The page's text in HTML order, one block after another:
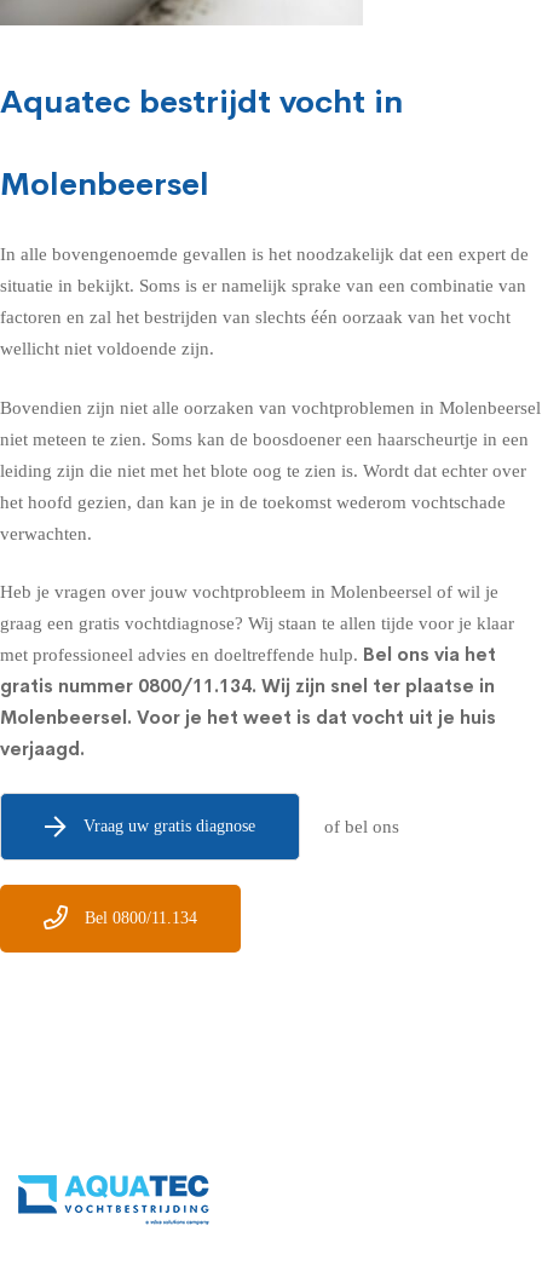
Aquatec bestrijdt vocht in
Molenbeersel
In alle bovengenoemde gevallen is het noodzakelijk dat een expert de
situatie in bekijkt. Soms is er namelijk sprake van een combinatie van
factoren en zal het bestrijden van slechts één oorzaak van het vocht
wellicht niet voldoende zijn.
Bovendien zijn niet alle oorzaken van vochtproblemen in Molenbeersel
niet meteen te zien. Soms kan de boosdoener een haarscheurtje in een
leiding zijn die niet met het blote oog te zien is. Wordt dat echter over
het hoofd gezien, dan kan je in de toekomst wederom vochtschade
verwachten.
Heb je vragen over jouw vochtprobleem in Molenbeersel of wil je
graag een gratis vochtdiagnose? Wij staan te allen tijde voor je klaar
met professioneel advies en doeltreffende hulp. Bel ons via het
gratis nummer 0800/11.134. Wij zijn snel ter plaatse in
Molenbeersel. Voor je het weet is dat vocht uit je huis
verjaagd.
Vraag uw gratis diagnose of bel ons
Bel 0800/11.134